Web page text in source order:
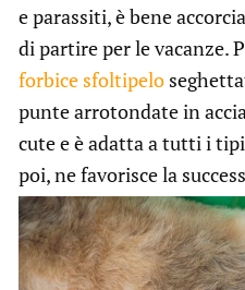
e parassiti, è bene
di partire per le vacanze.
forbice sfoltipelo
punte arrotondate in
cute e è adatta a tutti i
poi, ne favorisce la